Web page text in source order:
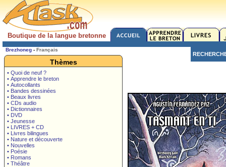
Boutique de la langue bretonne
Brezhoneg - Français
Thèmes
• Quoi de neuf ?
• Apprendre le breton
• Autocollants
• Bandes dessinées
• Beaux livres
• CDs audio
• Dictionnaires
• DVD
• Jeunesse
• LIVRES + CD
• Livres bilingues
• Nature et découverte
• Nouvelles
• Poésie
• Romans
• Théâtre